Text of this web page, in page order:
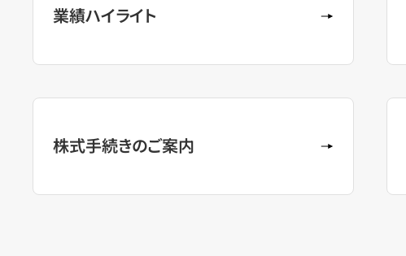
業績ハイライト
株式手続きのご案内